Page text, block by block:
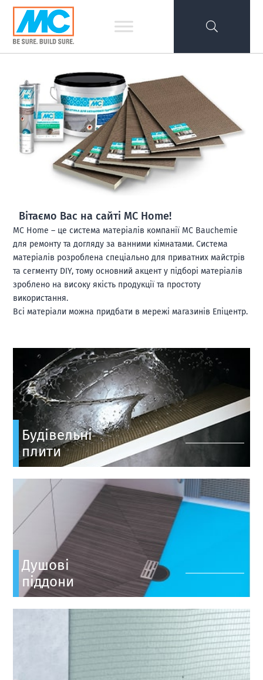
Вітаємо Вас на сайті MC Home!
MC Home – це система матеріалів компанії MC Bauchemie
для ремонту та догляду за ванними кімнатами. Система
матеріалів розроблена спеціально для приватних майстрів
та сегменту DIY, тому основний акцент у підборі матеріалів
зроблено на високу якість продукції та простоту
використання.
Всі матеріали можна придбати в мережі магазинів Епіцентр.
Будівельні
плити
Душові
піддони